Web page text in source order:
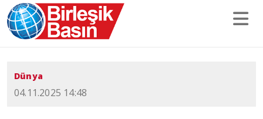
Dünya
04.11.2025 14:48